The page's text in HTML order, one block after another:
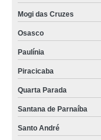
Mogi das Cruzes
Osasco
Paulínia
Piracicaba
Quarta Parada
Santana de Parnaíba
Santo André